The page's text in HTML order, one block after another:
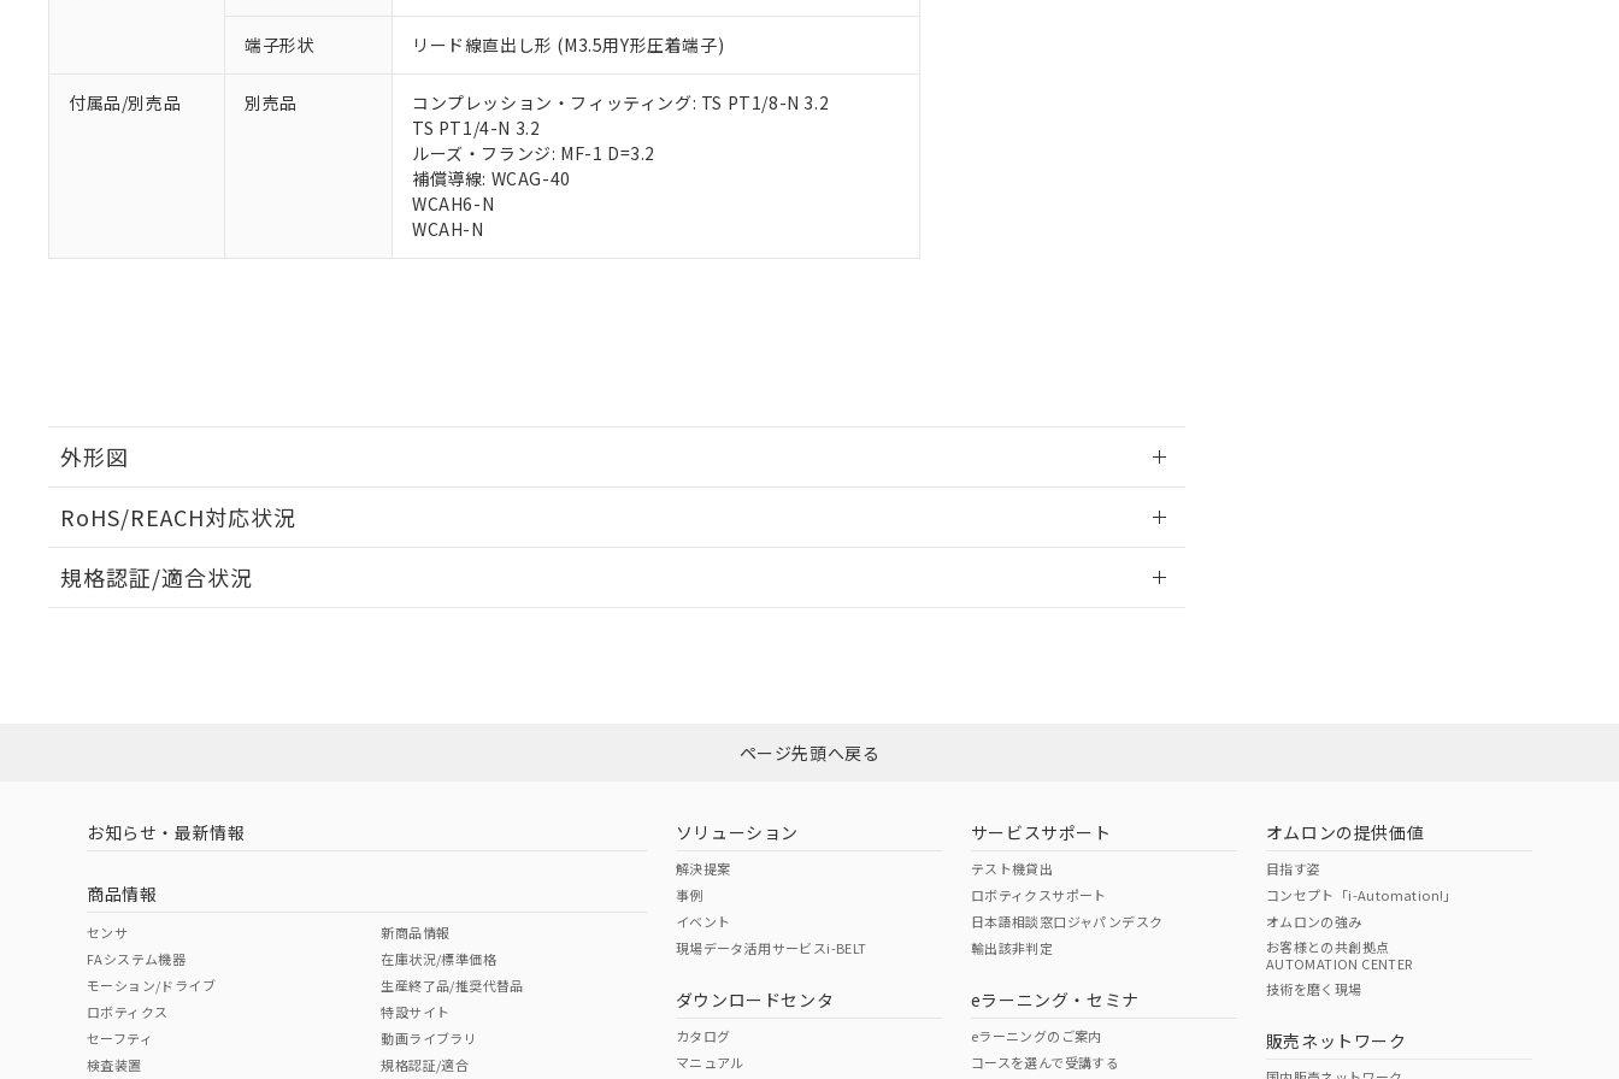
端子形状 リード線直出し形 (M3.5用Y形圧着端子)
付属品/別売品 別売品
コンプレッション・フィッティング: TS PT1/8-N 3.2
TS PT1/4-N 3.2
ルーズ・フランジ: MF-1 D=3.2
補償導線: WCAG-40
WCAH6-N
WCAH-N
外形図
RoHS/REACH対応状況
EU RoHS 注意事項・凡例
ダウンロードはこちら
中国 RoHS 注意事項・凡例
中国 RoHS表
Pb Hg Cr(VI)
O O
規格認証/適合状況
（イギリス
（ノルウェー
（日本
（アメリカ
この製品の規格認証/適合状況ページへ
その他の認証はこちらのページからご検索ください
在庫状況および標準価格結果を当社の事前の承諾なく第三者に漏洩または開示しないようお願いしま
す。
マイパーツ機能（部品リスト作成サービス）をご利用いただくには、I-Webメンバーズにご登録され
ている必要があります。
お客様が当ウェブサイト上で当社にご登録された部品リストについて、当社および当社の共同利用者
が、当社の製品・サービスに関するお客様との取引・商談に必要な範囲で利用することをご了承くだ
さい。
※当社の共同利用者とは、
いる法人を指します。
部品在庫の切り替え状況などにより、予定月が前後することがあります。
※3 非含有証明書ダウンロード
下記の非含有証明書をダウンロードすることができます。
EU RoHS指令（10物質）の非含有証明書
「ｅ」：有害物質（10物質）のすべてが基準値以下であることを示します。
「10」：通常の使用状況下において有害物質が外部に漏えいし、環境に深刻な影響を及ぼさない年数を意
味します。
「－」：未確認です。当社販売部門へお問い合わせください。
たしません。
機器販売店・当社販売員にご確認ください)
空
白
受注生産機種、また在庫状況の情報を公開していない機種
ページ先頭へ戻る
お知らせ・最新情報
商品情報
センサ
FAシステム機器
モーション/ドライブ
ロボティクス
セーフティ
検査装置
新商品情報
在庫状況/標準価格
生産終了品/推奨代替品
特設サイト
動画ライブラリ
規格認証/適合
ソリューション
解決提案
事例
イベント
現場データ活用サービスi-BELT
ダウンロードセンタ
カタログ
マニュアル
サービスサポート
テスト機貸出
ロボティクスサポート
日本語相談窓口ジャパンデスク
輸出該非判定
eラーニング・セミナ
eラーニングのご案内
コースを選んで受講する
オムロンの提供価値
目指す姿
コンセプト「i-Automation!」
オムロンの強み
お客様との共創拠点
AUTOMATION CENTER
技術を磨く現場
販売ネットワーク